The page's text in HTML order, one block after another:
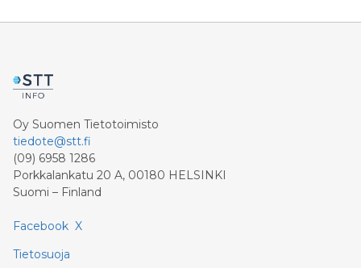
Oy Suomen Tietotoimisto
tiedote@stt.fi
(09) 6958 1286
Porkkalankatu 20 A, 00180 HELSINKI
Suomi – Finland
Facebook X
Tietosuoja